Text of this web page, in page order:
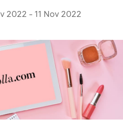
2022 - 11 Nov 2022